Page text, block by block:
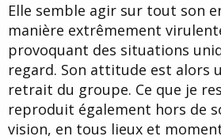
Elle semble agir sur tout son
manière extrêmement
provoquant des situations
regard. Son attitude est alors
retrait du groupe. Ce que je
reproduit également hors de
vision, en tous lieux et